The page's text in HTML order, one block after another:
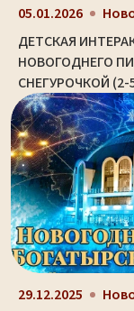
05.01.2026
ДЕТСКАЯ
НОВОГОДНЕГО
СНЕГУРОЧКОЙ (2-
29.12.2025